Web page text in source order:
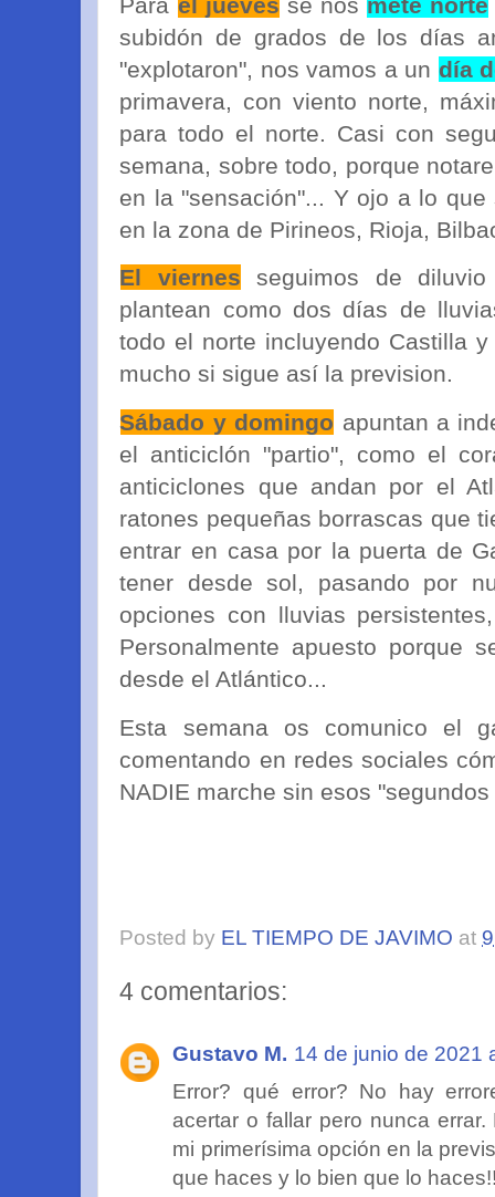
subidón de grados de los días
"explotaron", nos vamos a un día
primavera, con viento norte,
para todo el norte. Casi con
semana, sobre todo, porque
en la "sensación"... Y ojo a lo
en la zona de Pirineos, Rioja,
El viernes seguimos de
plantean como dos días de
todo el norte incluyendo Castilla
mucho si sigue así la prevision.
Sábado y domingo apuntan a
el anticiclón "partio", como el
anticiclones que andan por el
ratones pequeñas borrascas que
entrar en casa por la puerta de
tener desde sol, pasando por
opciones con lluvias
Personalmente apuesto porque
desde el Atlántico...
Esta semana os comunico el
comentando en redes sociales
NADIE marche sin esos
Posted by EL TIEMPO DE JAVIMO at
4 comentarios:
Gustavo M. 14 de junio de 2021
Error? qué error? No hay
acertar o fallar pero nunca
mi primerísima opción en la
que haces y lo bien que lo